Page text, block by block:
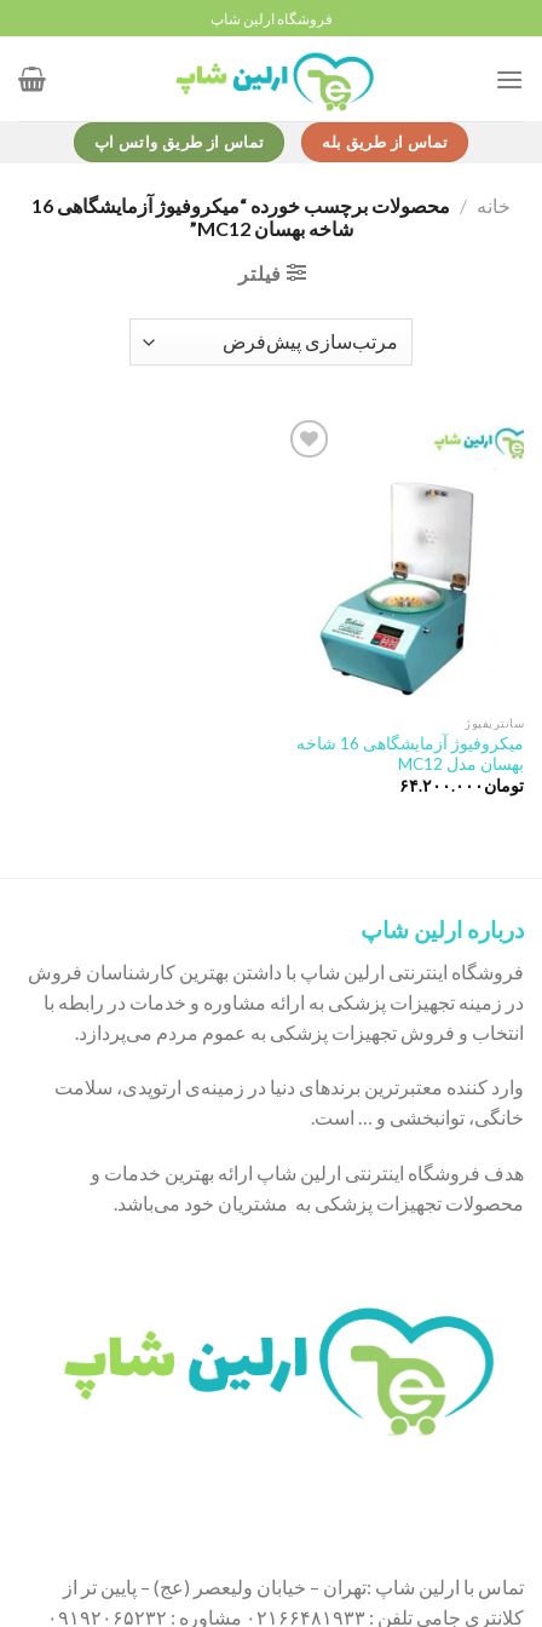
to
content
فروشگاه ارلین شاپ
تماس از طریق بله تماس از طریق واتس اپ
خانه /
محصولات برچسب خورده “میکروفیوژ آزمایشگاهی 16
شاخه بهسان MC12”
فیلتر
سانتریفیوژ
میکروفیوژ آزمایشگاهی 16 شاخه
بهسان مدل MC12
تومان ۶۴.۲۰۰.۰۰۰
درباره ارلین شاپ
فروشگاه اینترنتی ارلین شاپ با داشتن بهترین کارشناسان فروش
در زمینه تجهیزات پزشکی به ارائه مشاوره و خدمات در رابطه با
انتخاب و فروش تجهیزات پزشکی به عموم مردم می‌پردازد.
وارد کننده معتبرترین برندهای دنیا در زمینه‌ی ارتوپدی، سلامت
خانگی، توانبخشی و … است.
هدف فروشگاه اینترنتی ارلین شاپ ارائه بهترین خدمات و
محصولات تجهیزات پزشکی به مشتریان خود می‌باشد.
تماس با ارلین شاپ :تهران – خیابان ولیعصر (عج) – پایین تر از
کلانتری جامی تلفن : ۰۲۱۶۶۴۸۱۹۳۳ مشاوره : ۰۹۱۹۲۰۶۵۲۳۲